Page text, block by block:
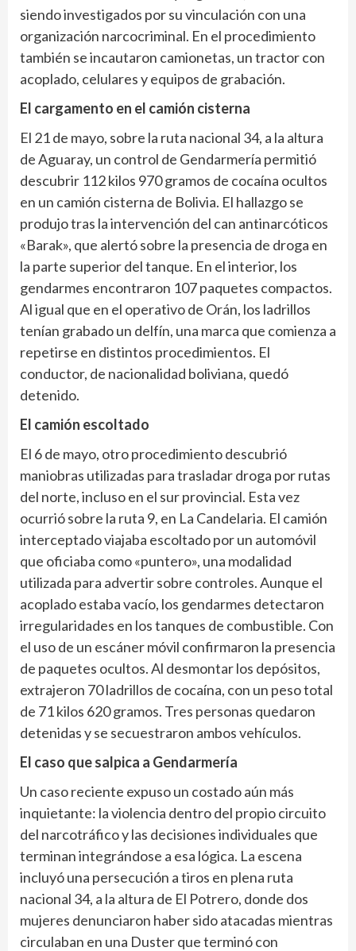
siendo investigados por su vinculación con una
organización narcocriminal. En el procedimiento
también se incautaron camionetas, un tractor con
acoplado, celulares y equipos de grabación.
El cargamento en el camión cisterna
El 21 de mayo, sobre la ruta nacional 34, a la altura
de Aguaray, un control de Gendarmería permitió
descubrir 112 kilos 970 gramos de cocaína ocultos
en un camión cisterna de Bolivia. El hallazgo se
produjo tras la intervención del can antinarcóticos
«Barak», que alertó sobre la presencia de droga en
la parte superior del tanque. En el interior, los
gendarmes encontraron 107 paquetes compactos.
Al igual que en el operativo de Orán, los ladrillos
tenían grabado un delfín, una marca que comienza a
repetirse en distintos procedimientos. El
conductor, de nacionalidad boliviana, quedó
detenido.
El camión escoltado
El 6 de mayo, otro procedimiento descubrió
maniobras utilizadas para trasladar droga por rutas
del norte, incluso en el sur provincial. Esta vez
ocurrió sobre la ruta 9, en La Candelaria. El camión
interceptado viajaba escoltado por un automóvil
que oficiaba como «puntero», una modalidad
utilizada para advertir sobre controles. Aunque el
acoplado estaba vacío, los gendarmes detectaron
irregularidades en los tanques de combustible. Con
el uso de un escáner móvil confirmaron la presencia
de paquetes ocultos. Al desmontar los depósitos,
extrajeron 70 ladrillos de cocaína, con un peso total
de 71 kilos 620 gramos. Tres personas quedaron
detenidas y se secuestraron ambos vehículos.
El caso que salpica a Gendarmería
Un caso reciente expuso un costado aún más
inquietante: la violencia dentro del propio circuito
del narcotráfico y las decisiones individuales que
terminan integrándose a esa lógica. La escena
incluyó una persecución a tiros en plena ruta
nacional 34, a la altura de El Potrero, donde dos
mujeres denunciaron haber sido atacadas mientras
circulaban en una Duster que terminó con